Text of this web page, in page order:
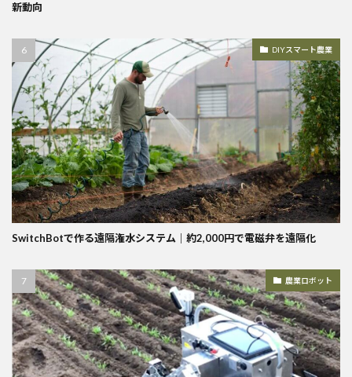
新動向
DIYスマート農業
SwitchBotで作る遠隔潅水システム｜約2,000円で電磁弁を遠隔化
農業ロボット